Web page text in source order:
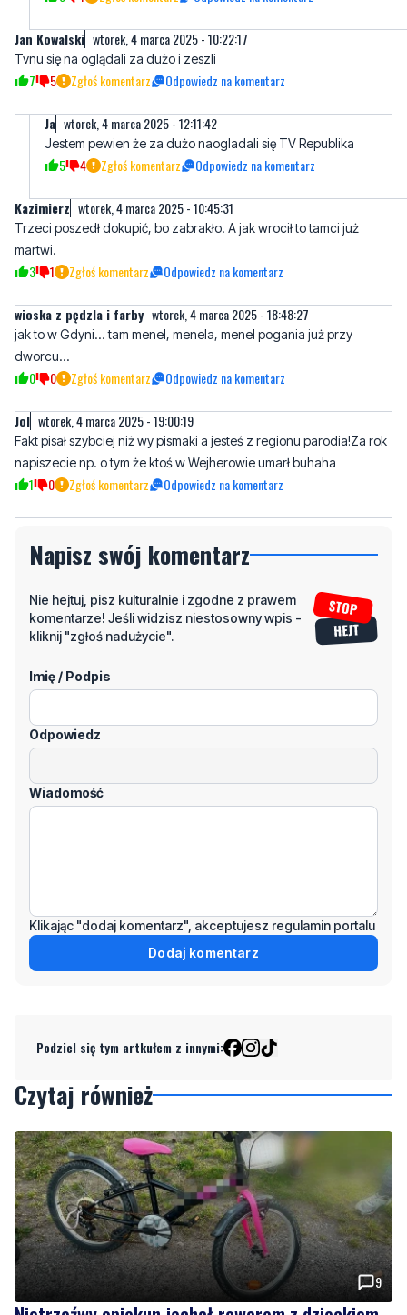
Jan Kowalski wtorek, 4 marca 2025 - 10:22:17
Tvnu się na oglądali za dużo i zeszli
7 5 Zgłoś komentarz Odpowiedz na komentarz
Ja wtorek, 4 marca 2025 - 12:11:42
Jestem pewien że za dużo naogladali się TV Republika
5 4 Zgłoś komentarz Odpowiedz na komentarz
Kazimierz wtorek, 4 marca 2025 - 10:45:31
Trzeci poszedł dokupić, bo zabrakło. A jak wrocił to tamci już
martwi.
3 1 Zgłoś komentarz Odpowiedz na komentarz
wioska z pędzla i farby wtorek, 4 marca 2025 - 18:48:27
jak to w Gdyni... tam menel, menela, menel pogania już przy
dworcu...
0 0 Zgłoś komentarz Odpowiedz na komentarz
Jol wtorek, 4 marca 2025 - 19:00:19
Fakt pisał szybciej niż wy pismaki a jesteś z regionu parodia!Za rok
napiszecie np. o tym że ktoś w Wejherowie umarł buhaha
1 0 Zgłoś komentarz Odpowiedz na komentarz
Napisz swój komentarz
Nie hejtuj, pisz kulturalnie i zgodne z prawem
komentarze! Jeśli widzisz niestosowny wpis -
kliknij "zgłoś nadużycie".
Imię / Podpis
Odpowiedz
Wiadomość
Klikając "dodaj komentarz", akceptujesz regulamin portalu
Dodaj komentarz
Podziel się tym artkułem z innymi:
Czytaj również
9